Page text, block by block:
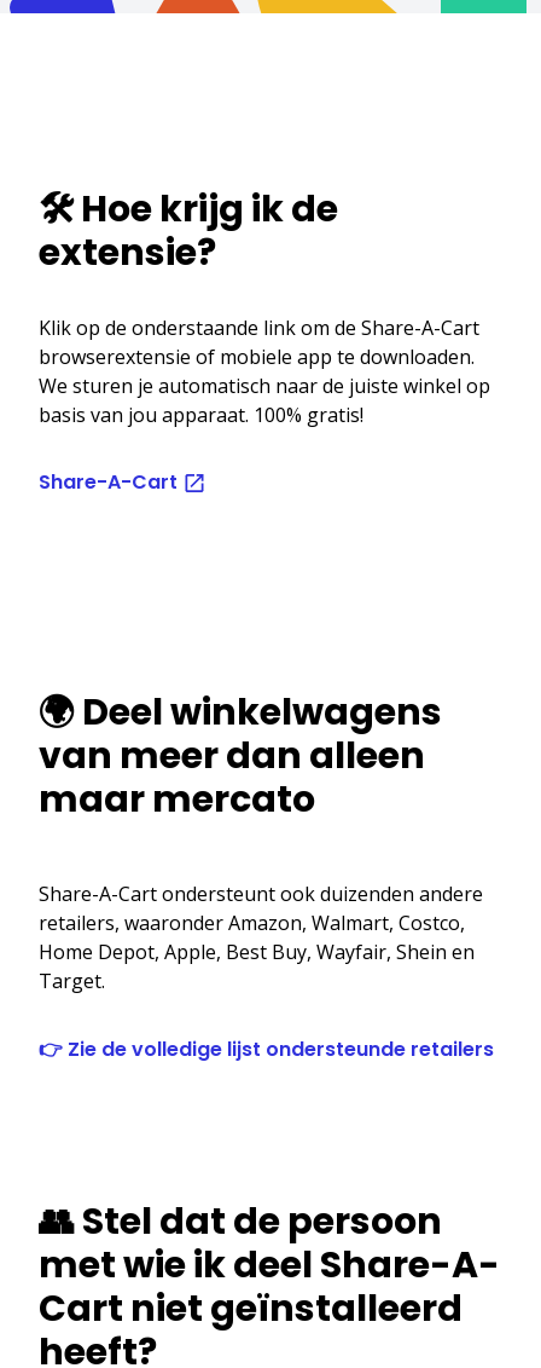
🛠️ Hoe krijg ik de
extensie?
Klik op de onderstaande link om de Share-A-Cart
browserextensie of mobiele app te downloaden.
We sturen je automatisch naar de juiste winkel op
basis van jou apparaat. 100% gratis!
Share-A-Cart
🌍 Deel winkelwagens
van meer dan alleen
maar mercato
Share-A-Cart ondersteunt ook duizenden andere
retailers, waaronder Amazon, Walmart, Costco,
Home Depot, Apple, Best Buy, Wayfair, Shein en
Target.
👉 Zie de volledige lijst ondersteunde retailers
👥 Stel dat de persoon
met wie ik deel Share-A-
Cart niet geïnstalleerd
heeft?